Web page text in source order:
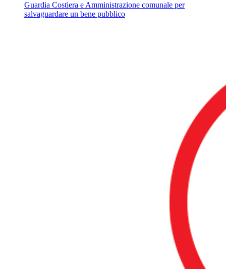
Guardia Costiera e Amministrazione comunale per
salvaguardare un bene pubblico